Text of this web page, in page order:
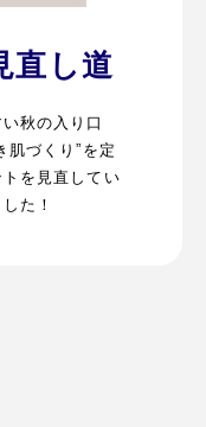
直し道
秋の入り口
肌づくり”を定
を見直してい
た！